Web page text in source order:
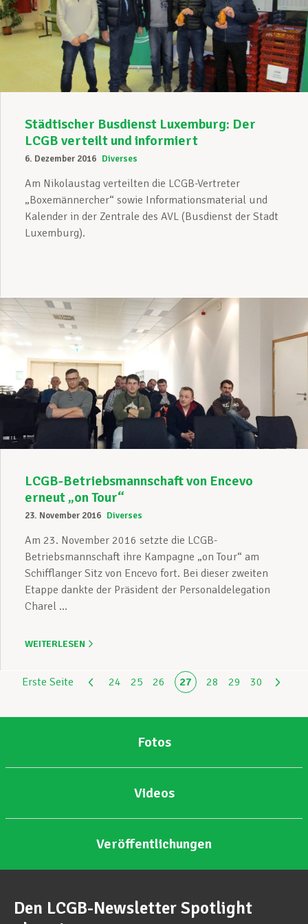
Städtischer Busdienst Luxemburg: Der
LCGB verteilt und informiert
6. Dezember 2016 Diverses
Am Nikolaustag verteilten die LCGB-Vertreter
„Boxemännercher“ sowie Informationsmaterial und
Kalender in der Zentrale des AVL (Busdienst der Stadt
Luxemburg).
LCGB-Betriebsmannschaft von Encevo
erneut „on Tour“
23. November 2016 Diverses
Am 23. November 2016 setzte die LCGB-
Betriebsmannschaft ihre Kampagne „on Tour“ am
Schifflanger Sitz von Encevo fort. Bei dieser zweiten
Etappe dankte der Präsident der Personaldelegation
Charel ...
WEITERLESEN
Erste Seite 24 25 26 27 28 29 30
Fotos
Videos
Veröffentlichungen
Den LCGB-Newsletter Spotlight